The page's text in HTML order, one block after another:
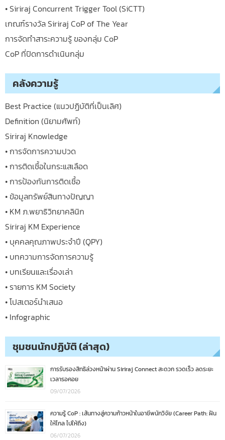
• Siriraj Concurrent Trigger Tool (SiCTT)
เกณฑ์รางวัล Siriraj CoP of The Year
การจัดทำสาระความรู้ ของกลุ่ม CoP
CoP ที่ปิดการดำเนินกลุ่ม
คลังความรู้
Best Practice (แนวปฏิบัติที่เป็นเลิศ)
Definition (นิยามศัพท์)
Siriraj Knowledge
• การจัดการความปวด
• การติดเชื้อในกระแสเลือด
• การป้องกันการติดเชื้อ
• ข้อมูลทรัพย์สินทางปัญญา
• KM ภ.พยาธิวิทยาคลินิก
Siriraj KM Experience
• บุคคลคุณภาพประจำปี (QPY)
• บทความการจัดการความรู้
• บทเรียนและเรื่องเล่า
• รายการ KM Society
• โปสเตอร์นำเสนอ
• Infographic
ชุมชนนักปฏิบัติ (ล่าสุด)
การรับรองสิทธิล่วงหน้าผ่าน Siriraj Connect สะดวก รวดเร็ว ลดระยะ
เวลารอคอย
09/07/2026
ความรู้ CoP : เส้นทางสู่ความก้าวหน้าในอาชีพนักวิจัย (Career Path: ฝัน
ให้ไกล ไปให้ถึง)
06/07/2026